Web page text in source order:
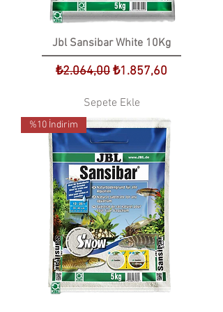
Jbl Sansibar White 10Kg
Normal Fiyat
₺2.064,00İndirimli Fiyat
₺1.857,60
Sepete Ekle
%10 İndirim